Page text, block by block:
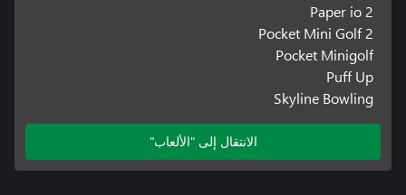
Paper io 2
Pocket Mini Golf 2
Pocket Minigolf
Puff Up
Skyline Bowling
الانتقال إلى "الألعاب"